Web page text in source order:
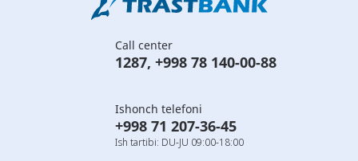
Call center
1287, +998 78 140-00-88
Ishonch telefoni
+998 71 207-36-45
Ish tartibi: DU-JU 09:00-18:00